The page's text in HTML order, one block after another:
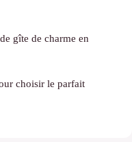
gîte de charme en
choisir le parfait